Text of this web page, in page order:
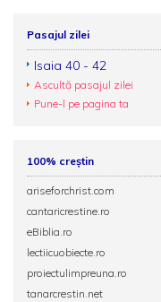
Pasajul zilei
Isaia 40 - 42
Ascultă pasajul zilei
Pune-l pe pagina ta
100% creștin
ariseforchrist.com
cantaricrestine.ro
eBiblia.ro
lectiicuobiecte.ro
proiectulimpreuna.ro
tanarcrestin.net